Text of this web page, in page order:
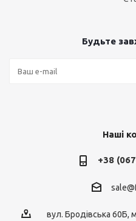
Будьте
Наші
+38
вул. Бродівська 60Б,